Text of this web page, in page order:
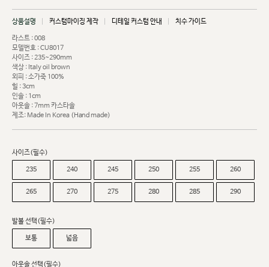
상품설명 커스텀마이징 제작 디테일 커스텀 안내 치수 가이드
라스트 : 008
모델번호 : CU8017
사이즈 : 235~290mm
색상 : Italy oil brown
외피 : 소가죽 100%
힐 : 3cm
인솔 : 1cm
아웃솔 : 7mm 카스타솔
제조: Made In Korea (Hand made)
사이즈(필수)
235 240 245 250 255 260
265 270 275 280 285 290
발볼 선택(필수)
보통 넓음
아웃솔 선택(필수)